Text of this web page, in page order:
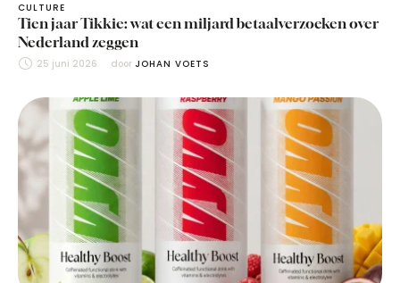
CULTURE
Tien jaar Tikkie: wat een miljard betaalverzoeken over
Nederland zeggen
25 juni 2026 door JOHAN VOETS